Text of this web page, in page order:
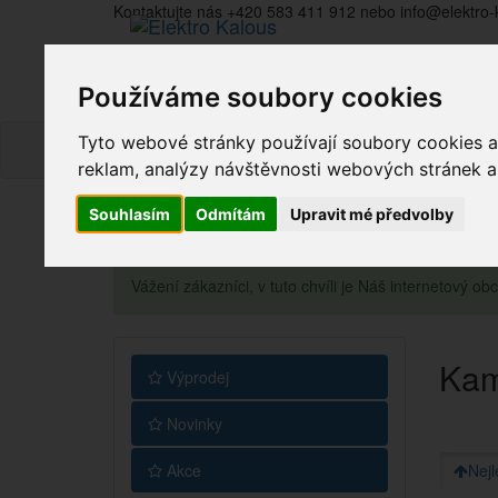
Používáme soubory cookies
Tyto webové stránky používají soubory cookies
reklam, analýzy návštěvnosti webových stránek
Souhlasím Odmítám Upravit mé předvolby
Kontaktujte nás +420 583 411 912 nebo
Vážení zákazníci, v tuto chvíli je Náš internetový
Výprodej
Novinky
Akce